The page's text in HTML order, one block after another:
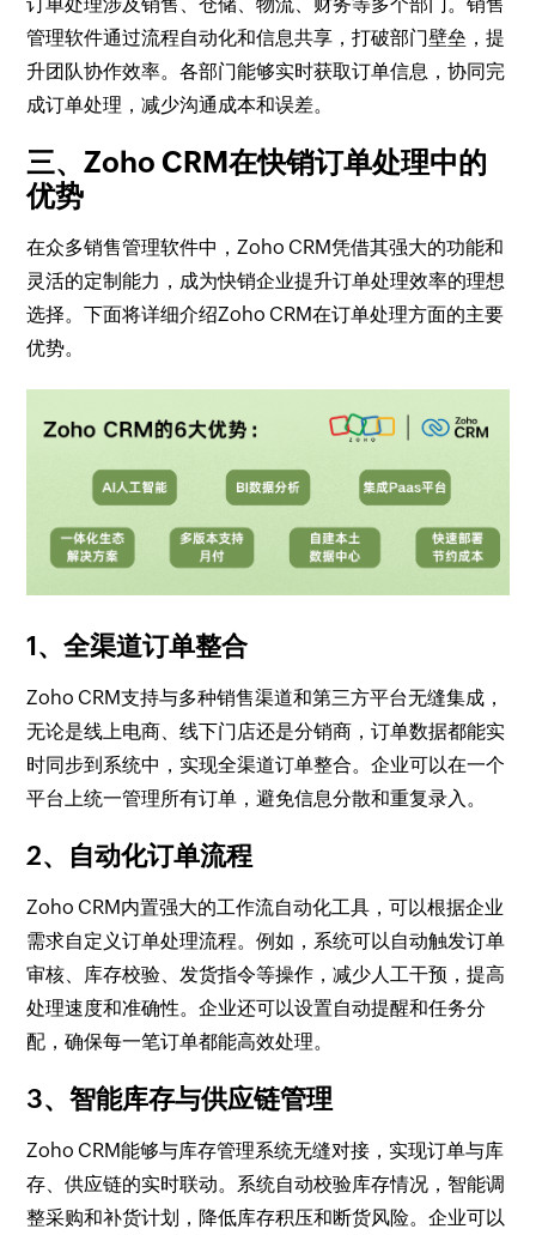
订单处理涉及销售、仓储、物流、财务等多个部门。销售
管理软件通过流程自动化和信息共享，打破部门壁垒，提
升团队协作效率。各部门能够实时获取订单信息，协同完
成订单处理，减少沟通成本和误差。
三、Zoho CRM在快销订单处理中的
优势
在众多销售管理软件中，Zoho CRM凭借其强大的功能和
灵活的定制能力，成为快销企业提升订单处理效率的理想
选择。下面将详细介绍Zoho CRM在订单处理方面的主要
优势。
1、全渠道订单整合
Zoho CRM支持与多种销售渠道和第三方平台无缝集成，
无论是线上电商、线下门店还是分销商，订单数据都能实
时同步到系统中，实现全渠道订单整合。企业可以在一个
平台上统一管理所有订单，避免信息分散和重复录入。
2、自动化订单流程
Zoho CRM内置强大的工作流自动化工具，可以根据企业
需求自定义订单处理流程。例如，系统可以自动触发订单
审核、库存校验、发货指令等操作，减少人工干预，提高
处理速度和准确性。企业还可以设置自动提醒和任务分
配，确保每一笔订单都能高效处理。
3、智能库存与供应链管理
Zoho CRM能够与库存管理系统无缝对接，实现订单与库
存、供应链的实时联动。系统自动校验库存情况，智能调
整采购和补货计划，降低库存积压和断货风险。企业可以